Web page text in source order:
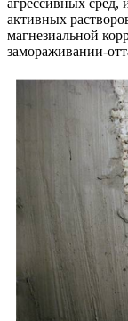
агрессивных сред,
активных
магнезиальной
замораживании-